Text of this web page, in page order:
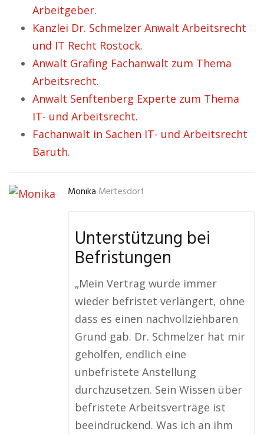
Arbeitgeber.
Kanzlei Dr. Schmelzer Anwalt Arbeitsrecht
und IT Recht Rostock.
Anwalt Grafing Fachanwalt zum Thema
Arbeitsrecht.
Anwalt Senftenberg Experte zum Thema
IT- und Arbeitsrecht.
Fachanwalt in Sachen IT- und Arbeitsrecht
Baruth.
Monika Mertesdorf
Unterstützung bei
Befristungen
„Mein Vertrag wurde immer
wieder befristet verlängert, ohne
dass es einen nachvollziehbaren
Grund gab. Dr. Schmelzer hat mir
geholfen, endlich eine
unbefristete Anstellung
durchzusetzen. Sein Wissen über
befristete Arbeitsverträge ist
beeindruckend. Was ich an ihm